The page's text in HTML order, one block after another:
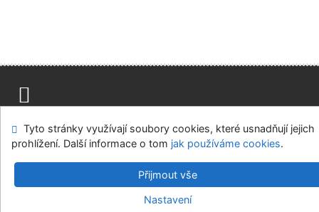
Modul OpenSearch
Napište nám Nastavení cookies
Univerzitní knihovna - Univerzita Hradec Králové
v.4.8.63a - Cosmotron Bohemia, s.r.o.
Tyto stránky využívají soubory cookies, které usnadňují jejich
prohlížení. Další informace o tom jak používáme cookies.
Přijmout vše
Nastavení